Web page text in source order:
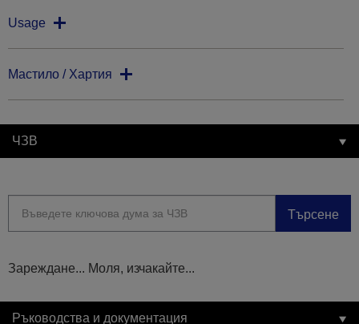
Usage
Мастило / Хартия
ЧЗВ
Търсене
Зареждане... Моля, изчакайте...
Ръководства и документация